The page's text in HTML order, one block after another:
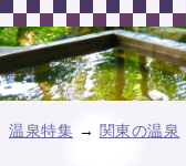
温泉特集 → 関東の温泉